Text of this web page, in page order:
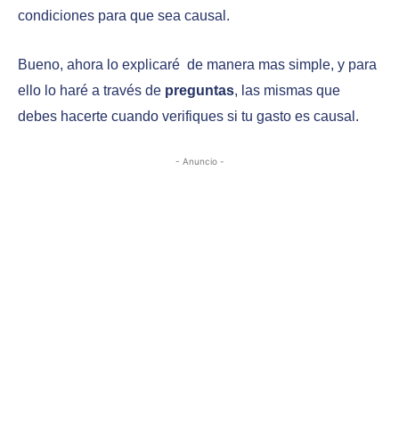
condiciones para que sea causal.
Bueno, ahora lo explicaré de manera mas simple, y para
ello lo haré a través de preguntas, las mismas que
debes hacerte cuando verifiques si tu gasto es causal.
- Anuncio -